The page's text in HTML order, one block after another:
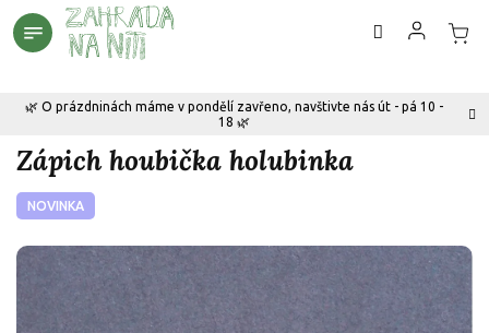
Přejít
na
🌿 O prázdninách máme v pondělí zavřeno, navštivte nás út - pá 10 -
18 🌿
Zápich houbička holubinka
NOVINKA